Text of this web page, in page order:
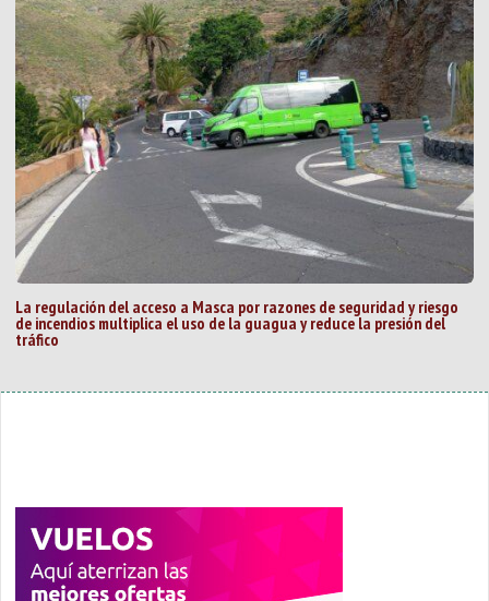
La regulación del acceso a Masca por razones de seguridad y riesgo
de incendios multiplica el uso de la guagua y reduce la presión del
tráfico